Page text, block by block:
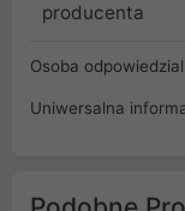
producenta
Osoba
Uniwersalna